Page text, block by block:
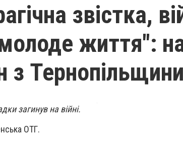
звістка,
життя":
з Тернопільщини
загинув на війні.
ОТГ.